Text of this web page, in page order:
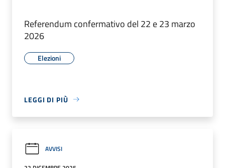
Referendum confermativo del 22 e 23 marzo
2026
Elezioni
LEGGI DI PIÙ
AVVISI